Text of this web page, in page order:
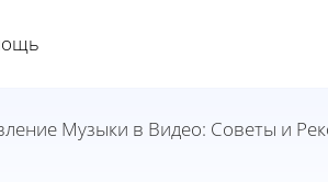
Музыки в Видео: Советы и